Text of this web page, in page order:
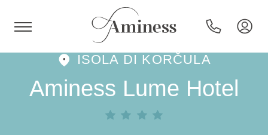
ISOLA DI KORČULA
Aminess Lume Hotel